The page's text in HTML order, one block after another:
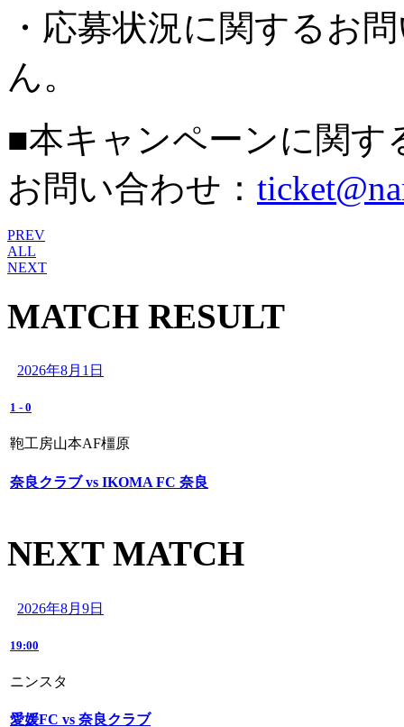
・応募状況に関するお
ん。
■本キャンペーンに関す
お問い合わせ：
PREV
ALL
NEXT
MATCH RESULT
2026年8月1日
1 - 0
鞄工房山本AF橿原
奈良クラブ vs IKOMA FC 奈良
NEXT MATCH
2026年8月9日
19:00
ニンスタ
愛媛FC vs 奈良クラブ